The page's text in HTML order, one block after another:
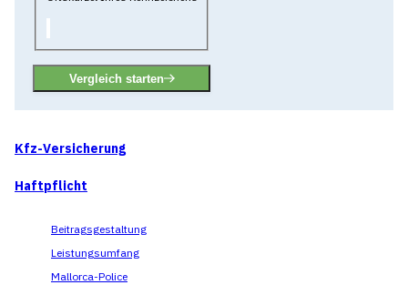
Vergleich starten
Kfz-Versicherung
Haftpflicht
Beitragsgestaltung
Leistungsumfang
Mallorca-Police